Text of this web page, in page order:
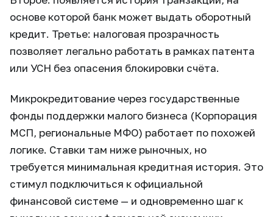
основе которой банк может выдать оборотный
кредит. Третье: налоговая прозрачность
позволяет легально работать в рамках патента
или УСН без опасения блокировки счёта.
Микрокредитование через государственные
фонды поддержки малого бизнеса (Корпорация
МСП, региональные МФО) работает по похожей
логике. Ставки там ниже рыночных, но
требуется минимальная кредитная история. Это
стимул подключиться к официальной
финансовой системе — и одновременно шаг к